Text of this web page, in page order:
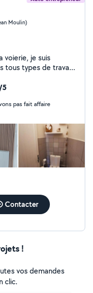
Moulin)
voierie, je suis
tous types de travaux
de massifs,
Tout type
rénovation, pose
à me contacter pour
5
pas fait affaire
Contacter
!
vos demandes
clic.